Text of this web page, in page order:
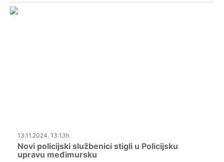
13.11.2024. 13:13h
Novi policijski službenici stigli u Policijsku
upravu međimursku